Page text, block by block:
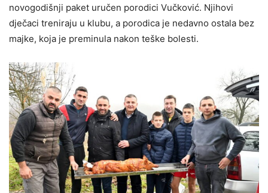
novogodišnji paket uručen porodici Vučković. Njihovi
dječaci treniraju u klubu, a porodica je nedavno ostala bez
majke, koja je preminula nakon teške bolesti.